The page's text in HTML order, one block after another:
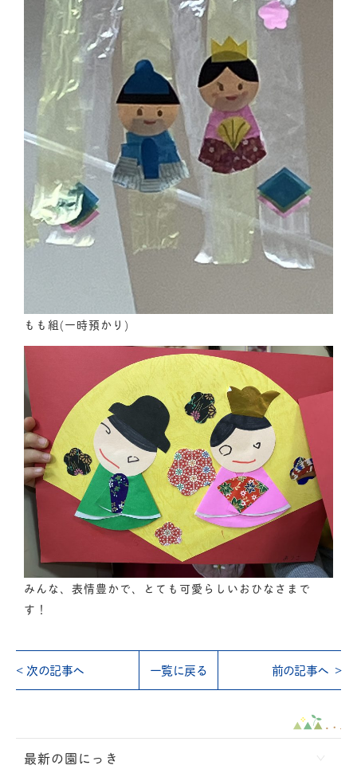
もも組(一時預かり)
みんな、表情豊かで、とても可愛らしいおひなさまで
す！
次の記事へ 一覧に戻る 前の記事へ
最新の園にっき